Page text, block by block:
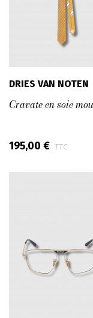
DRIES VAN NOTEN
Cravate en soie
195,00 € TTC